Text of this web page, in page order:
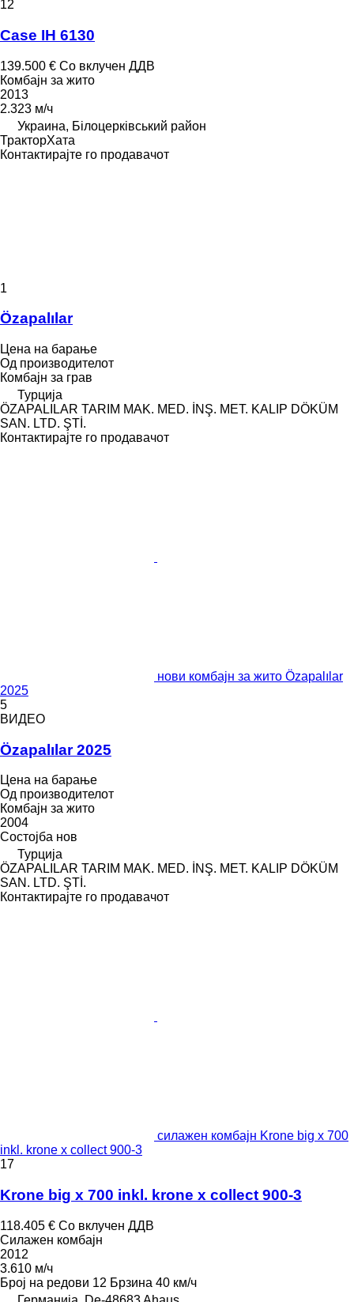
12
Case IH 6130
139.500 € Со вклучен ДДВ
Комбајн за жито
2013
2.323 м/ч
Украина, Білоцерківський район
ТракторХата
Контактирајте го продавачот
1
Özapalılar
Цена на барање
Од производителот
Комбајн за грав
Турција
ÖZAPALILAR TARIM MAK. MED. İNŞ. MET. KALIP DÖKÜM
SAN. LTD. ŞTİ.
Контактирајте го продавачот
нови комбајн за жито Özapalılar
2025
5
ВИДЕО
Özapalılar 2025
Цена на барање
Од производителот
Комбајн за жито
2004
Состојба нов
Турција
ÖZAPALILAR TARIM MAK. MED. İNŞ. MET. KALIP DÖKÜM
SAN. LTD. ŞTİ.
Контактирајте го продавачот
силажен комбајн Krone big x 700
inkl. krone x collect 900-3
17
Krone big x 700 inkl. krone x collect 900-3
118.405 € Со вклучен ДДВ
Силажен комбајн
2012
3.610 м/ч
Број на редови 12 Брзина 40 км/ч